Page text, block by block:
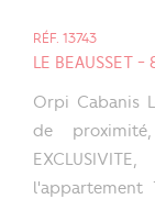
RÉF. 13743
LE BEAUSSET
Orpi Cabanis
de
l'appartement